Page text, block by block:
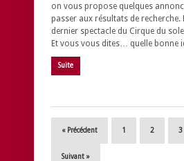
on vous propose quelques
passer aux résultats de recherche.
dernier spectacle du Cirque du
Et vous vous dites… quelle bonne
Suite
« Précédent 1 2 3
Suivant »